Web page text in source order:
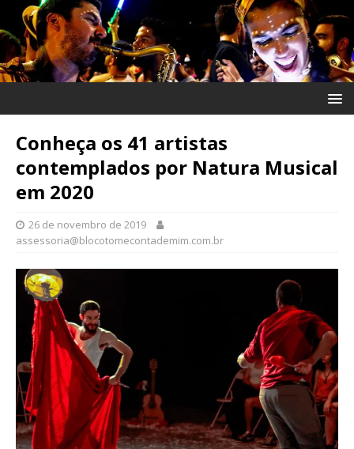
Conheça os 41 artistas
contemplados por Natura Musical
em 2020
26 de novembro de 2019
assessoria@blocotomecontademim.com.br